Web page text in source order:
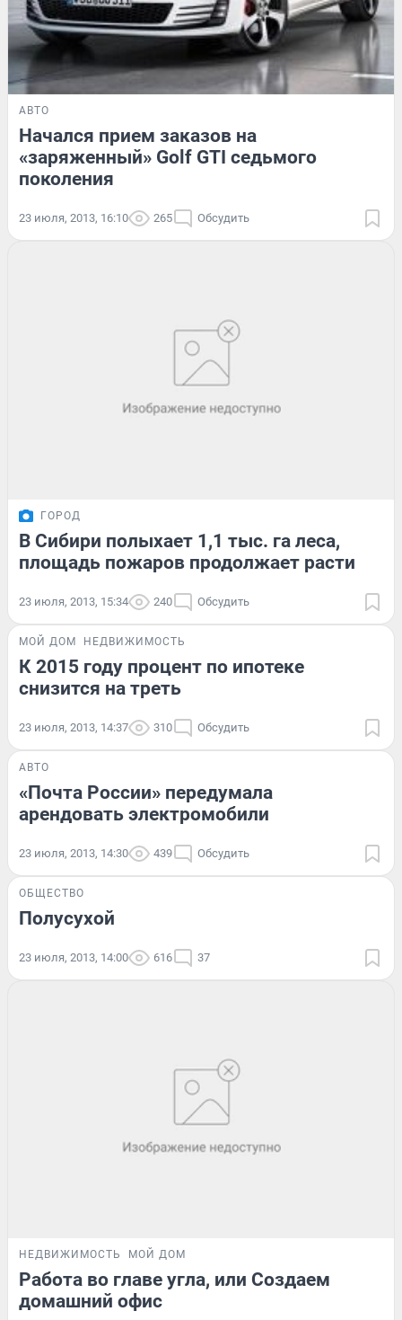
АВТО
Начался прием заказов на
«заряженный» Golf GTI седьмого
поколения
23 июля, 2013, 16:10 265 Обсудить
ГОРОД
В Сибири полыхает 1,1 тыс. га леса,
площадь пожаров продолжает расти
23 июля, 2013, 15:34 240 Обсудить
МОЙ ДОМ НЕДВИЖИМОСТЬ
К 2015 году процент по ипотеке
снизится на треть
23 июля, 2013, 14:37 310 Обсудить
АВТО
«Почта России» передумала
арендовать электромобили
23 июля, 2013, 14:30 439 Обсудить
ОБЩЕСТВО
Полусухой
23 июля, 2013, 14:00 616 37
НЕДВИЖИМОСТЬ МОЙ ДОМ
Работа во главе угла, или Создаем
домашний офис